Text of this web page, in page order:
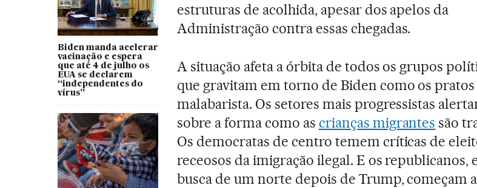
Biden manda acelerar
vacinação e espera
que até 4 de julho os
EUA se declarem
“independentes do
vírus”
estruturas de acolhida, apesar dos apelos da
Administração contra essas chegadas.
A situação afeta a órbita de todos os grupos
que gravitam em torno de Biden como os
malabarista. Os setores mais progressistas
sobre a forma como as crianças migrantes são
Os democratas de centro temem críticas de
receosos da imigração ilegal. E os republicanos,
busca de um norte depois de Trump, começam